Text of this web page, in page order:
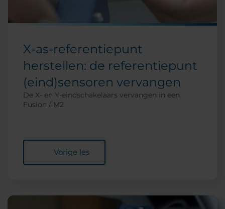
X-as-referentiepunt
herstellen: de referentiepunt
(eind)sensoren vervangen
De X- en Y-eindschakelaars vervangen in een
Fusion / M2
Vorige les